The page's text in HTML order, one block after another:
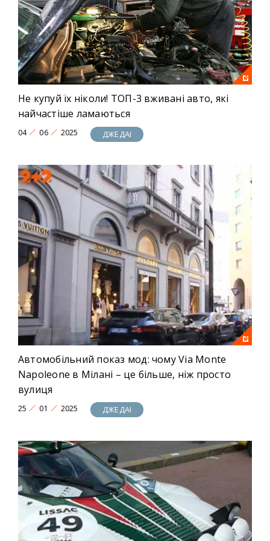
унікальних новин! Це ДЖЕДAI!
Не купуй їх ніколи! ТОП-3 вживані авто, які
найчастіше ламаються
04 06 2025 ДЖЕДАІ
Автомобільний показ мод: чому Via Monte
Napoleone в Мілані – це більше, ніж просто
вулиця
25 01 2025 ДЖЕДАІ